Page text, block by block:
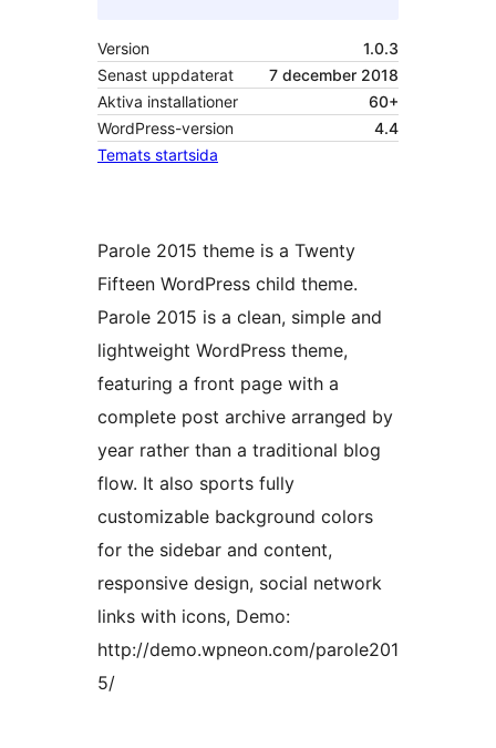
Version
1.0.3
Senast uppdaterat
7 december 2018
Aktiva installationer
60+
WordPress-version
4.4
Temats startsida
Parole 2015 theme is a Twenty
Fifteen WordPress child theme.
Parole 2015 is a clean, simple and
lightweight WordPress theme,
featuring a front page with a
complete post archive arranged by
year rather than a traditional blog
flow. It also sports fully
customizable background colors
for the sidebar and content,
responsive design, social network
links with icons, Demo:
http://demo.wpneon.com/parole201
5/